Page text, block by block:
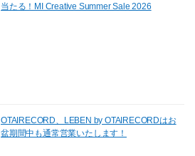
当たる！MI Creative Summer Sale 2026
OTAIRECORD、LEBEN by OTAIRECORDはお
盆期間中も通常営業いたします！